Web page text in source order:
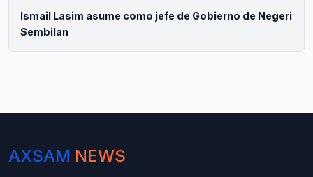
Ismail Lasim asume como jefe de Gobierno de Negeri
Sembilan
AXSAM NEWS